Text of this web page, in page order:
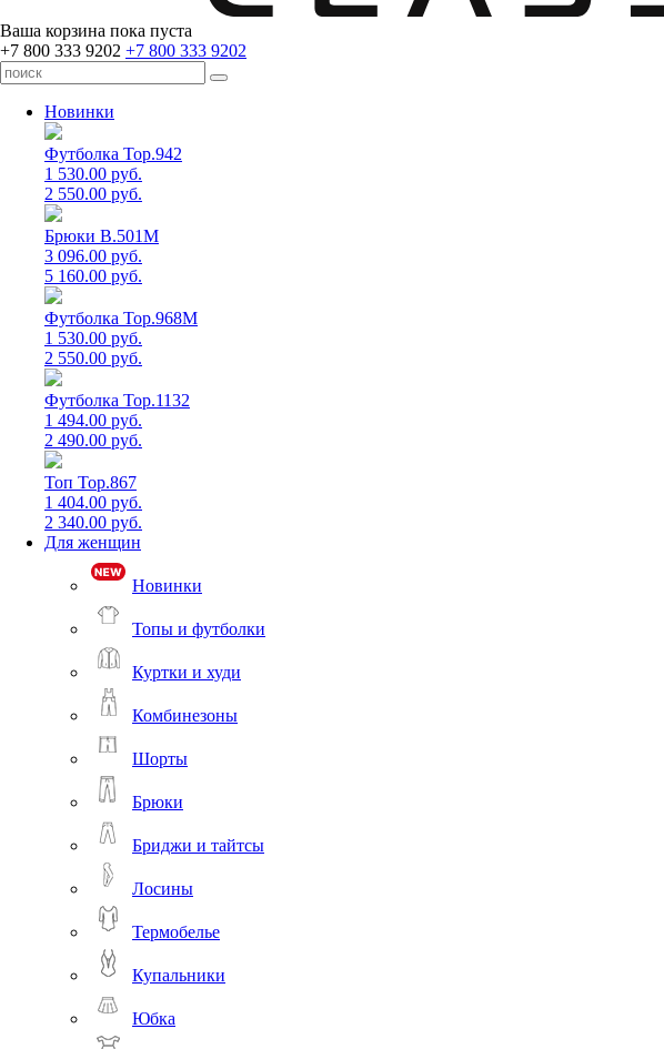
Ваша корзина пока пуста
+7 800 333 9202 +7 800 333 9202
Новинки
Футболка Top.942
1 530.00 руб.
2 550.00 руб.
Брюки B.501M
3 096.00 руб.
5 160.00 руб.
Футболка Top.968M
1 530.00 руб.
2 550.00 руб.
Футболка Top.1132
1 494.00 руб.
2 490.00 руб.
Топ Top.867
1 404.00 руб.
2 340.00 руб.
Для женщин
Новинки
Топы и футболки
Куртки и худи
Комбинезоны
Шорты
Брюки
Бриджи и тайтсы
Лосины
Термобелье
Купальники
Юбка